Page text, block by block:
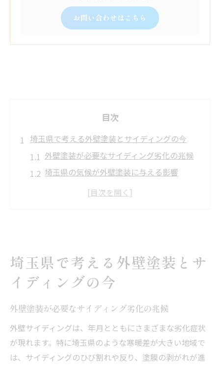
お問い合わせはこちら
目次
埼玉県で考える外壁塗装とサイディングの今
外壁塗装が必要なサイディング劣化の兆候
埼玉県の気候が外壁塗装に与える影響
サイディング外壁塗装の最新動向と選び方
外壁塗装費用の見積もり比較で注意すべき
点
サイディング塗装のコストダウン実践術
無駄な外壁塗装費用を省くポイント
塗料選びで外壁塗装費用に差が出る理由
サイディング外壁のメンテナンスで失敗しない
埼玉県で考える外壁塗装とサ
イディングの今
外壁塗装が必要なサイディング劣化の兆候
外壁サイディングは、年月とともにさまざまな劣化症状
が現れます。特に埼玉県のような寒暖差が大きい地域で
は、サイディングのひび割れや反り、塗膜の剥がれが進